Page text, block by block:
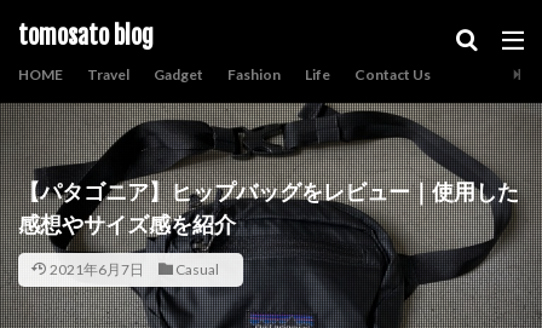
tomosato blog
HOME Travel Gadget Fashion Life Contact Us
【パタゴニア】ヒップバッグをレビュー｜使用した
感想やサイズ感を紹介
2021年6月7日 Casual